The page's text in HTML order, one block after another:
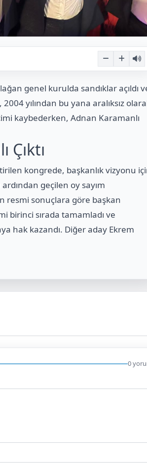
genel kurulda sandıklar açıldı
yılından bu yana aralıksız
kaybederken, Adnan Karamanlı
kongrede, başkanlık vizyonu
geçilen oy sayım
resmi sonuçlara göre başkan
birinci sırada tamamladı ve
hak kazandı. Diğer aday Ekrem
0